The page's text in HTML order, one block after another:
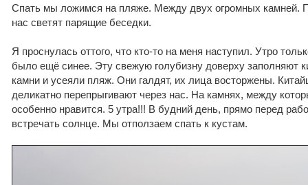
Спать мы ложимся на пляже. Между двух огромных камней.
нас светят парящие беседки.
Я проснулась оттого, что кто-то на меня наступил. Утро
было ещё синее. Эту свежую голубизну доверху заполняют
камни и усеяли пляж. Они галдят, их лица восторжены.
деликатно перепрыгивают через нас. На камнях, между
особенно нравится. 5 утра!!! В будний день, прямо перед
встречать солнце. Мы отползаем спать к кустам.